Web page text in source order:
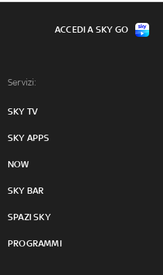
Servizi:
SKY TV
SKY APPS
NOW
SKY BAR
SPAZI SKY
PROGRAMMI
ACCEDI A SKY GO